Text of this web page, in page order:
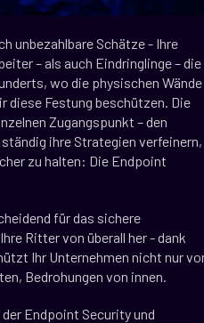
unbezahlbare Schätze - Ihre
– als auch Eindringlinge – die
wo die physischen Wände
diese Festung beschützen. Die
Zugangspunkt – den
ihre Strategien verfeinern,
zu halten: Die Endpoint
für das sichere
Ritter von überall her - dank
Ihr Unternehmen nicht nur
Bedrohungen von innen.
Endpoint Security und